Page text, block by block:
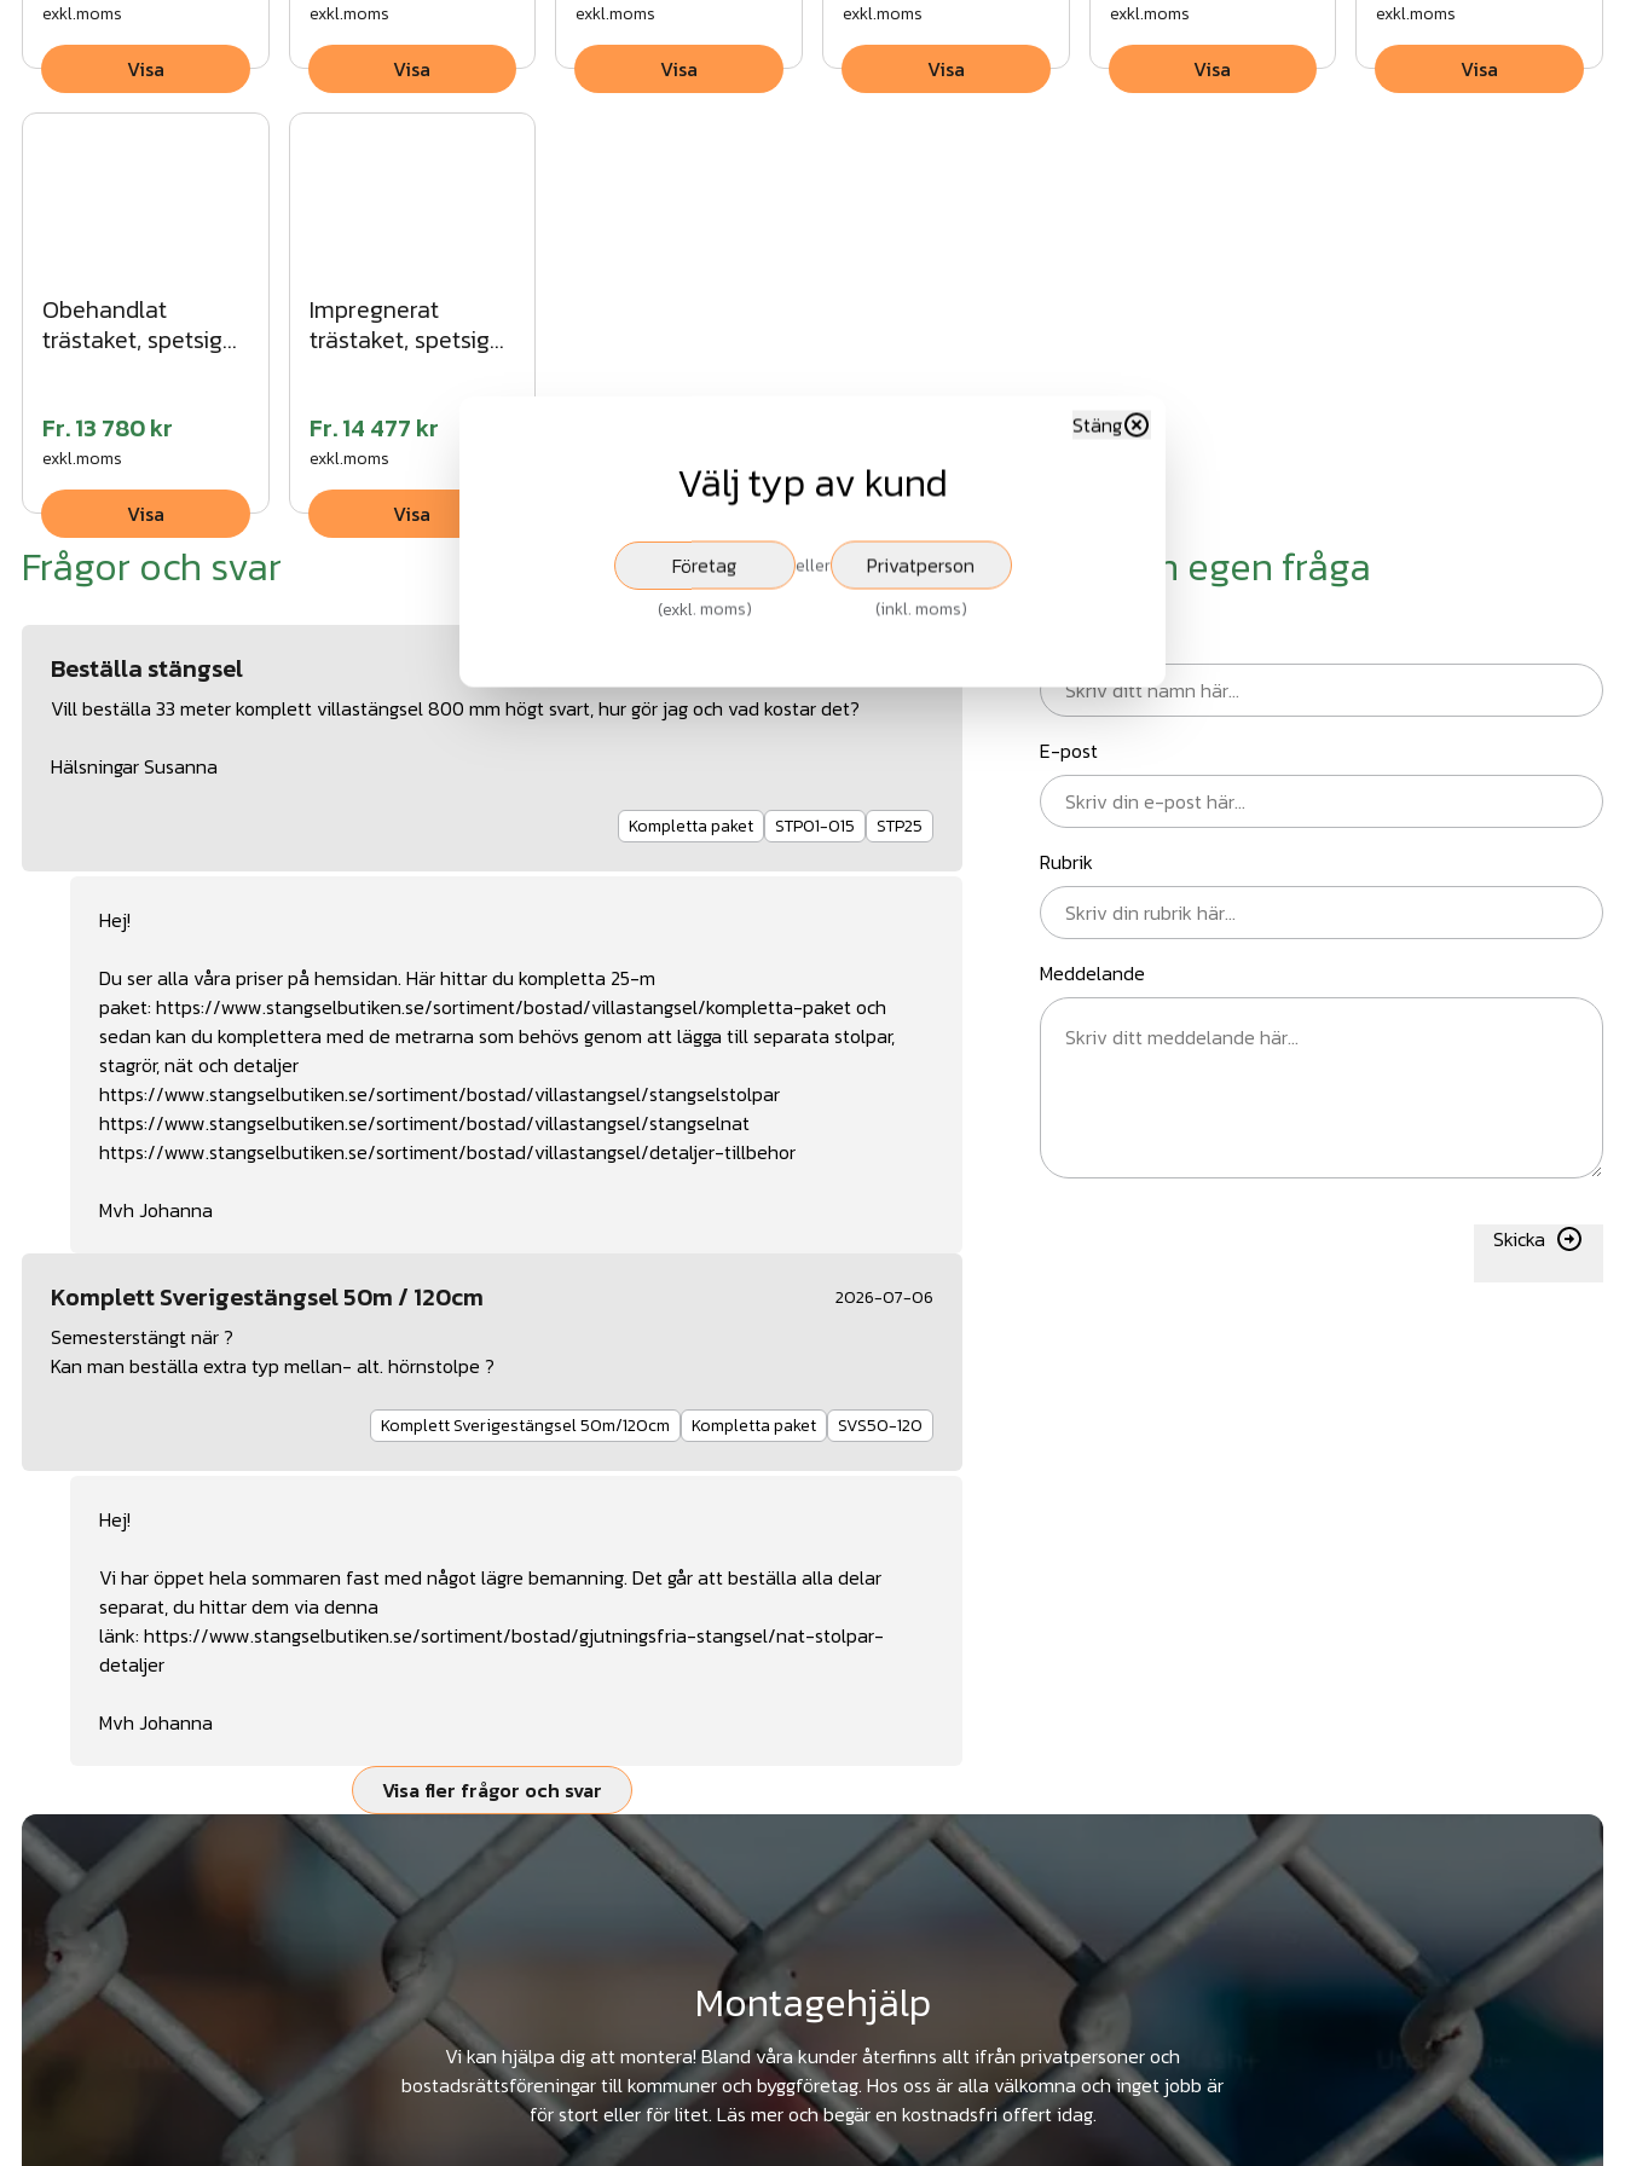
exkl.moms
Visa
exkl.moms
Visa
exkl.moms
Visa
exkl.moms
Visa
exkl.moms
Visa
exkl.moms
Visa
Obehandlat
trästaket, spetsig
Fr.13 780 kr
exkl.moms
Visa
Impregnerat
trästaket, spetsig
Fr.14 477 kr
exkl.moms
Visa
Frågor och svar
Beställa stängsel
Vill beställa 33 meter komplett villastängsel 800 mm högt svart, hur gör jag och vad kostar det?
Hälsningar Susanna
Kompletta paket STP01-015 STP25
Hej!
Du ser alla våra priser på hemsidan. Här hittar du kompletta 25-m
paket: https://www.stangselbutiken.se/sortiment/bostad/villastangsel/kompletta-paketoch
sedan kan du komplettera med de metrarna som behövs genom att lägga till separata stolpar,
stagrör, nät och detaljer
https://www.stangselbutiken.se/sortiment/bostad/villastangsel/stangselstolpar
https://www.stangselbutiken.se/sortiment/bostad/villastangsel/stangselnat
https://www.stangselbutiken.se/sortiment/bostad/villastangsel/detaljer-tillbehor
Mvh Johanna
2026-07-06
Komplett Sverigestängsel 50m / 120cm
Semesterstängt när ?
Kan man beställa extra typ mellan- alt. hörnstolpe ?
Komplett Sverigestängsel 50m/120cm Kompletta paket SVS50-120
Hej!
Vi har öppet hela sommaren fast med något lägre bemanning. Det går att beställa alla delar
separat, du hittar dem via denna
länk: https://www.stangselbutiken.se/sortiment/bostad/gjutningsfria-stangsel/nat-stolpar-
detaljer
Mvh Johanna
Visa fler frågor och svar
Ställ din egen fråga
E-post
Rubrik
Meddelande
Skicka
Montagehjälp
Vi kan hjälpa dig att montera! Bland våra kunder återfinns allt ifrån privatpersoner och
bostadsrättsföreningar till kommuner och byggföretag. Hos oss är alla välkomna och inget jobb är
för stort eller för litet. Läs mer och begär en kostnadsfri offert idag.
Välj typ av kund
Stäng
Företag
(exkl. moms)
eller Privatperson
(inkl. moms)